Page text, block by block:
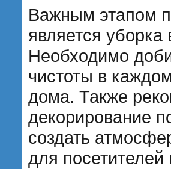
Важным этапом
является
Необходимо
чистоты в
дома. Также
декорирование
создать
для